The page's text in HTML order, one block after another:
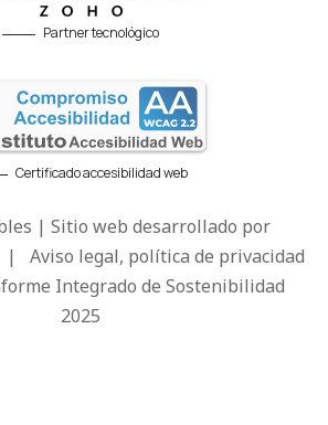
Partner tecnológico
Certificado accesibilidad web
| Sitio web desarrollado por
| Aviso legal, política de privacidad
Integrado de Sostenibilidad
2025